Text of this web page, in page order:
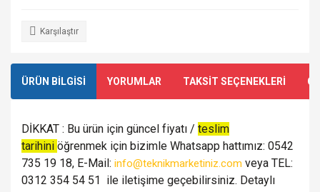
Karşılaştır
ÜRÜN BİLGİSİ YORUMLAR TAKSİT SEÇENEKLERİ
DİKKAT : Bu ürün için güncel fiyatı / teslim
tarihini öğrenmek için bizimle Whatsapp hattımız: 0542
735 19 18, E-Mail: info@teknikmarketiniz.com veya TEL:
0312 354 54 51 ile iletişime geçebilirsiniz. Detaylı